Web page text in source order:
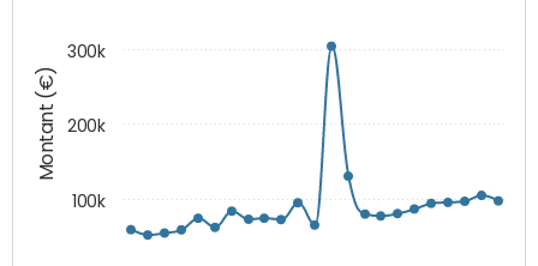
Montant (€)
100k
200k
300k